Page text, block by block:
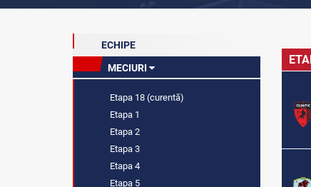
ECHIPE
MECIURI
Etapa 18 (curentă)
Etapa 1
Etapa 2
Etapa 3
Etapa 4
Etapa 5